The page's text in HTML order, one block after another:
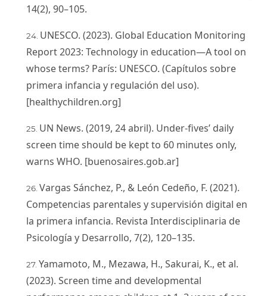
14(2), 90–105.
UNESCO. (2023). Global Education Monitoring
Report 2023: Technology in education—A tool on
whose terms? París: UNESCO. (Capítulos sobre
primera infancia y regulación del uso).
[healthychildren.org]
UN News. (2019, 24 abril). Under-fives’ daily
screen time should be kept to 60 minutes only,
warns WHO. [buenosaires.gob.ar]
Vargas Sánchez, P., & León Cedeño, F. (2021).
Competencias parentales y supervisión digital en
la primera infancia. Revista Interdisciplinaria de
Psicología y Desarrollo, 7(2), 120–135.
Yamamoto, M., Mezawa, H., Sakurai, K., et al.
(2023). Screen time and developmental